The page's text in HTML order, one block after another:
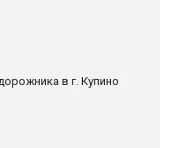
в г. Купино